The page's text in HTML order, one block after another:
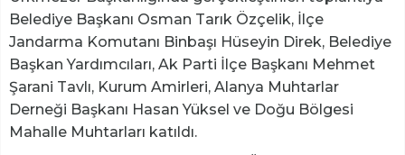
Belediye Başkanı Osman Tarık Özçelik, İlçe
Jandarma Komutanı Binbaşı Hüseyin Direk, Belediye
Başkan Yardımcıları, Ak Parti İlçe Başkanı Mehmet
Şarani Tavlı, Kurum Amirleri, Alanya Muhtarlar
Derneği Başkanı Hasan Yüksel ve Doğu Bölgesi
Mahalle Muhtarları katıldı.